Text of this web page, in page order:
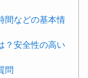
間などの基本情
？安全性の高い
問